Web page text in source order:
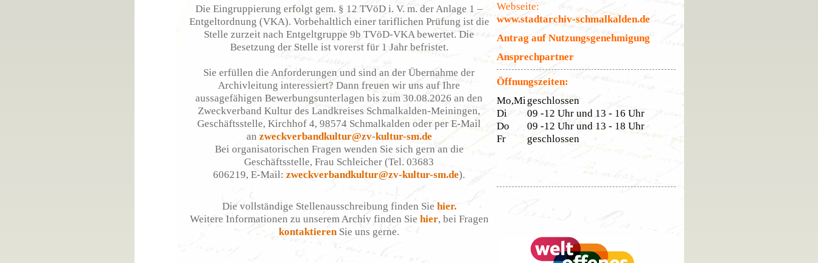
Die Eingruppierung erfolgt gem. § 12 TVöD i. V. m. der Anlage 1 –
Entgeltordnung (VKA). Vorbehaltlich einer tariflichen Prüfung ist die
Stelle zurzeit nach Entgeltgruppe 9b TVöD-VKA bewertet. Die
Besetzung der Stelle ist vorerst für 1 Jahr befristet.
Sie erfüllen die Anforderungen und sind an der Übernahme der
Archivleitung interessiert? Dann freuen wir uns auf Ihre
aussagefähigen Bewerbungsunterlagen bis zum 30.08.2026 an den
Zweckverband Kultur des Landkreises Schmalkalden-Meiningen,
Geschäftsstelle, Kirchhof 4, 98574 Schmalkalden oder per E-Mail
an zweckverbandkultur@zv-kultur-sm.de
Bei organisatorischen Fragen wenden Sie sich gern an die
Geschäftsstelle, Frau Schleicher (Tel. 03683
606219, E-Mail: zweckverbandkultur@zv-kultur-sm.de).
Die vollständige Stellenausschreibung finden Sie hier.
Weitere Informationen zu unserem Archiv finden Sie hier, bei Fragen
kontaktierenSie uns gerne.
Webseite:
www.stadtarchiv-schmalkalden.de
Antrag auf Nutzungsgenehmigung
Ansprechpartner
Öffnungszeiten:
Mo,Mi
Di
Do
Fr
geschlossen
09 -12 Uhr und 13 - 16 Uhr
09 -12 Uhr und 13 - 18 Uhr
geschlossen